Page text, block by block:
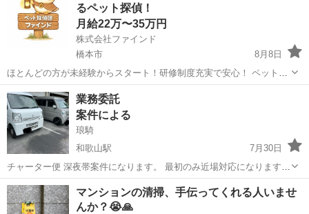
るペット探偵！
月給22万〜35万円
株式会社ファインド
橋本市
8月8日
ほとんどの方が未経験からスタート！研修制度充実で安心！ ペットと
飼い主さんの「再会」を創り出す、やりがいのあるお仕事です！ 私た
ちのビジョン：技術力と飼い主さんへの寄り添いで、日本一の迷子ペ
ット探しサービスを創る！ ...
和歌山 橋本市 その他
業務委託
案件による
琅騎
和歌山駅
7月30日
チャーター便 深夜帯案件になります。 最初のみ近場対応になります。
2回目以降行き先は選べます。 月一回あるかないか！ 報酬は1万5千
円〜7万以上 【応募条件】 ・チャーター案件のみ希望の方は、宅配...
和歌山 橋本市 配送 チャーター便
マンションの清掃、手伝ってくれる人いませ
んか？😭🙏